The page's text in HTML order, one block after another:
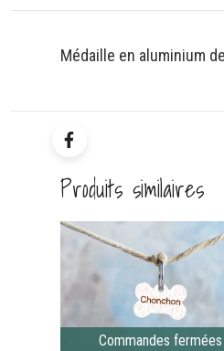
Médaille en aluminium
Produits similaires
Commandes fermées